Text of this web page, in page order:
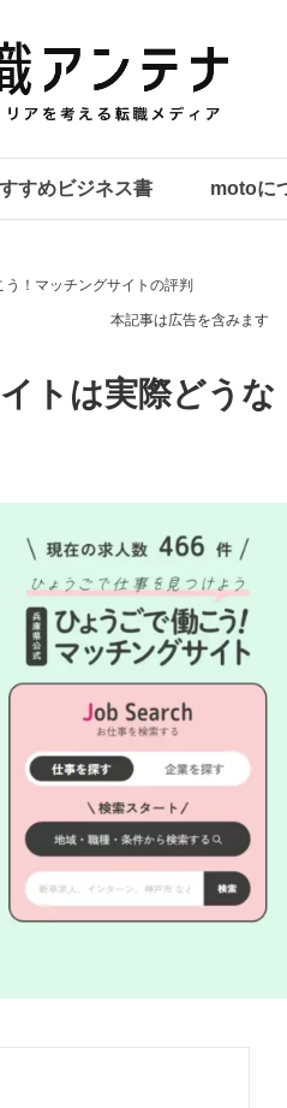
すめビジネス書 motoに
う！マッチングサイトの評判
本記事は広告を含みます
トは実際どうな